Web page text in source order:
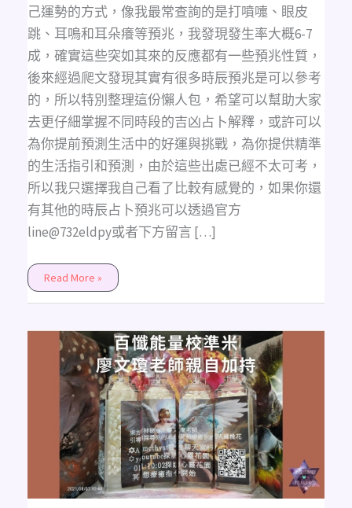
己運勢的方式，像我最常查詢的是打噴嚏、眼皮
跳、耳鳴和耳朵癢等預兆，我發現發生率大概6-7
成，確實這些突如其來的反應都有一些預兆性質，
後來經過爬文發現其實有很多時辰預兆是可以參考
的，所以特別整理這份懶人包，希望可以幫助大家
去更仔細掌握不同時段的吉凶占卜解釋，或許可以
為你提前預測生活中的好運與挑戰，為你提供精準
的生活指引和預測，由於這些出處已經不太可考，
所以我只選擇我自己看了比較有感覺的，如果你還
有其他的時辰占卜預兆可以透過官方
line@732eldpy或者下方留言 […]
Read More »
百
法，
用